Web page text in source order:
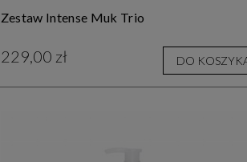
Zestaw Intense Muk Trio
229,00 zł DO